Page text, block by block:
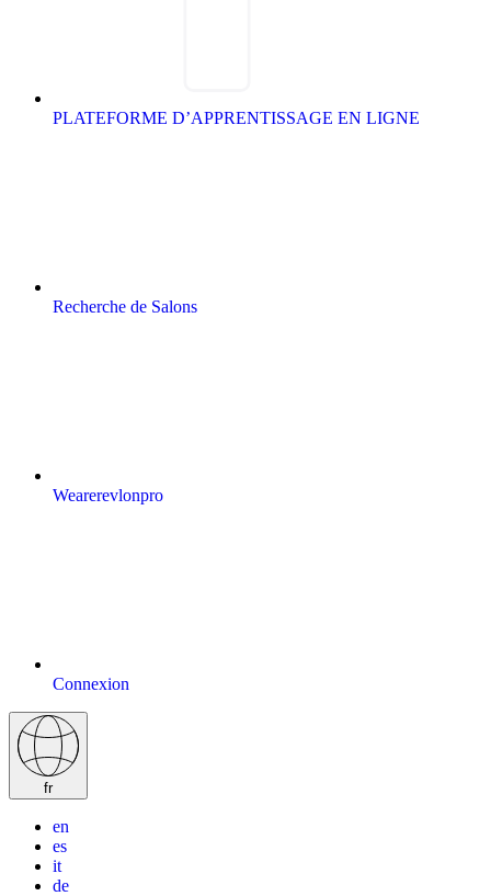
PLATEFORME D’APPRENTISSAGE EN LIGNE
Recherche de Salons
Wearerevlonpro
Connexion
fr
en
es
it
de